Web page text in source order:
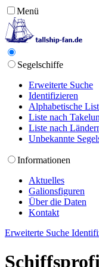
Menü
Segelschiffe
Erweiterte Suche
Identifizieren
Alphabetische
Liste nach
Liste nach
Unbekannte
Informationen
Aktuelles
Galionsfiguren
Über die Daten
Kontakt
Erweiterte Suche